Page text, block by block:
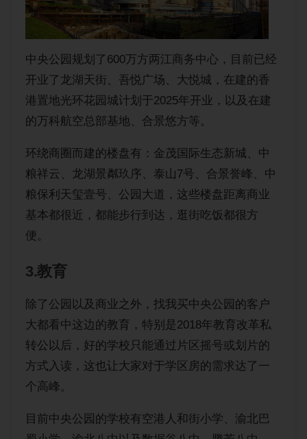
中央公园规划了600万方两江商务中心，目前已经
开业了龙湖天街、吾悦广场、大悦城，在建的香
港置地光环花园城计划于2025年开业，以及在建
的万科航空总部基地、合景悠方等。
环绕商圈而建的楼盘有：金茂国际生态新城、中
粮祥云、龙湖景粼玖序、泰山7号、合景誉峰、中
粮保利天玺壹号、公园大道，这些楼盘距离商业
基本都很近，都能步行到达，逛街吃饭都很方
便。
3.教育
除了公园以及商业之外，找我买中央公园的客户
大都看中这边的教育，特别是2018年教育改革私
转公以后，好的学校只能通过片区摇号或划片的
方式入读，这也让大家对于学区房的需求达了一
个高峰。
目前中央公园的学校有空港人和街小学、渝北巴